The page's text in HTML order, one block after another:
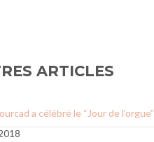
ARTICLES
a célébré le “Jour de l’orgue”